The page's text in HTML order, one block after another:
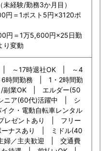
経験/勤務3か月目）
円＝1ポスト5円×3120ポ
円＝1万5,600円×25日勤
り変動
| ～17時退社OK | ～4
時間勤務 | 1・2時間勤
業OK | エルダー(50
ア(60代)活躍中 | シ
・電動自転車レンタル
ゼントあり | フリー
ナスあり | ミドル(40
／主夫歓迎 | 交通費